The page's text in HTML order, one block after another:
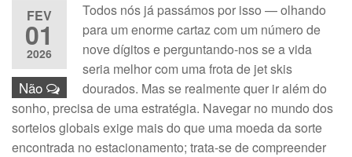
FEV
01
2026
Não
Todos nós já passámos por isso — olhando
para um enorme cartaz com um número de
nove dígitos e perguntando-nos se a vida
seria melhor com uma frota de jet skis
dourados. Mas se realmente quer ir além do
sonho, precisa de uma estratégia. Navegar no mundo dos
sorteios globais exige mais do que uma moeda da sorte
encontrada no estacionamento; trata-se de compreender